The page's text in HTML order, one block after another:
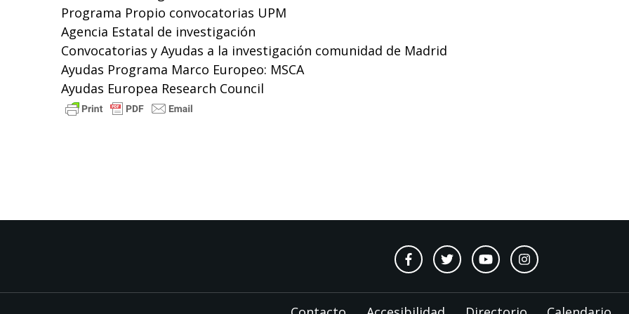
Programa Propio convocatorias UPM
Agencia Estatal de investigación
Convocatorias y Ayudas a la investigación comunidad de Madrid
Ayudas Programa Marco Europeo: MSCA
Ayudas Europea Research Council